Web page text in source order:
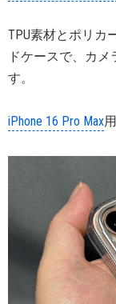
TPU素材とポリカ
ドケースで、カ
す。
iPhone 16 Pro Max